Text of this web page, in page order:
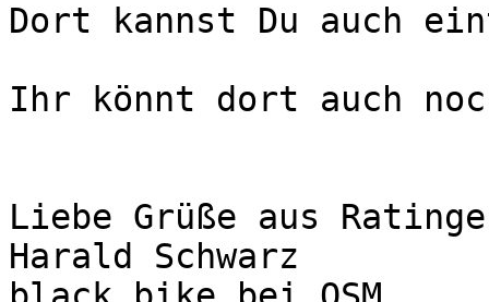
Dort kannst Du auch
Ihr könnt dort auch
Liebe Grüße aus
Harald Schwarz